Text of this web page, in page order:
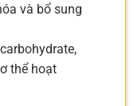
và bổ sung
thể hoạt